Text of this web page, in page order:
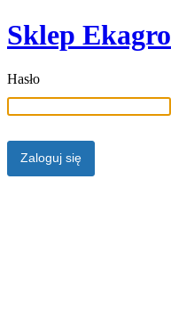
Sklep Ekagro
Hasło